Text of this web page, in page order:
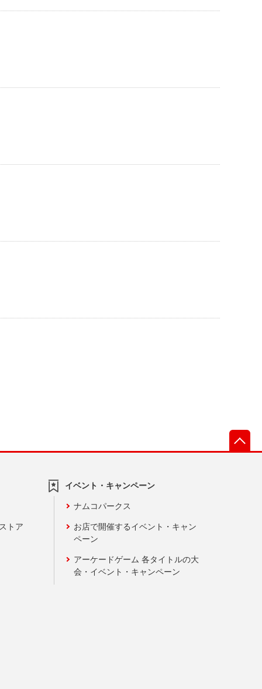
トア
イベント・キャンペーン
ナムコパークス
お店で開催するイベント・キャン
ペーン
アーケードゲーム 各タイトルの大
会・イベント・キャンペーン